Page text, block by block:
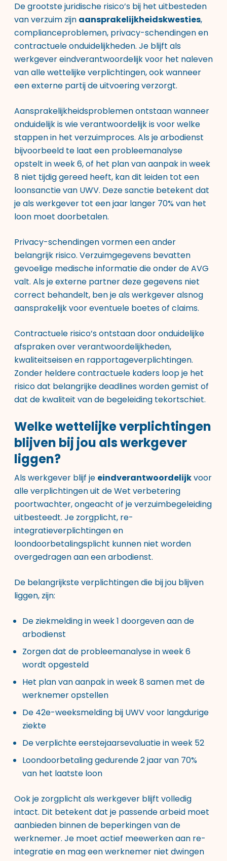
De grootste juridische risico’s bij het uitbesteden
van verzuim zijn aansprakelijkheidskwesties,
complianceproblemen, privacy-schendingen en
contractuele onduidelijkheden. Je blijft als
werkgever eindverantwoordelijk voor het naleven
van alle wettelijke verplichtingen, ook wanneer
een externe partij de uitvoering verzorgt.
Aansprakelijkheidsproblemen ontstaan wanneer
onduidelijk is wie verantwoordelijk is voor welke
stappen in het verzuimproces. Als je arbodienst
bijvoorbeeld te laat een probleemanalyse
opstelt in week 6, of het plan van aanpak in week
8 niet tijdig gereed heeft, kan dit leiden tot een
loonsanctie van UWV. Deze sanctie betekent dat
je als werkgever tot een jaar langer 70% van het
loon moet doorbetalen.
Privacy-schendingen vormen een ander
belangrijk risico. Verzuimgegevens bevatten
gevoelige medische informatie die onder de AVG
valt. Als je externe partner deze gegevens niet
correct behandelt, ben je als werkgever alsnog
aansprakelijk voor eventuele boetes of claims.
Contractuele risico’s ontstaan door onduidelijke
afspraken over verantwoordelijkheden,
kwaliteitseisen en rapportageverplichtingen.
Zonder heldere contractuele kaders loop je het
risico dat belangrijke deadlines worden gemist of
dat de kwaliteit van de begeleiding tekortschiet.
Welke wettelijke verplichtingen
blijven bij jou als werkgever
liggen?
Als werkgever blijf je eindverantwoordelijkvoor
alle verplichtingen uit de Wet verbetering
poortwachter, ongeacht of je verzuimbegeleiding
uitbesteedt. Je zorgplicht, re-
integratieverplichtingen en
loondoorbetalingsplicht kunnen niet worden
overgedragen aan een arbodienst.
De belangrijkste verplichtingen die bij jou blijven
liggen, zijn:
De ziekmelding in week 1 doorgeven aan de
arbodienst
Zorgen dat de probleemanalyse in week 6
wordt opgesteld
Het plan van aanpak in week 8 samen met de
werknemer opstellen
De 42e-weeksmelding bij UWV voor langdurige
ziekte
De verplichte eerstejaarsevaluatie in week 52
Loondoorbetaling gedurende 2 jaar van 70%
van het laatste loon
Ook je zorgplicht als werkgever blijft volledig
intact. Dit betekent dat je passende arbeid moet
aanbieden binnen de beperkingen van de
werknemer. Je moet actief meewerken aan re-
integratie en mag een werknemer niet dwingen